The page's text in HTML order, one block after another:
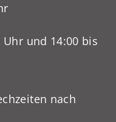
und 14:00 bis
nach